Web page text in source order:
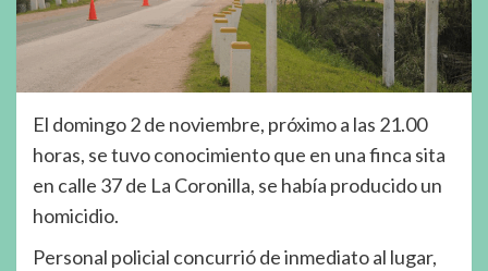
El domingo 2 de noviembre, próximo a las 21.00
horas, se tuvo conocimiento que en una finca sita
en calle 37 de La Coronilla, se había producido un
homicidio.
Personal policial concurrió de inmediato al lugar,